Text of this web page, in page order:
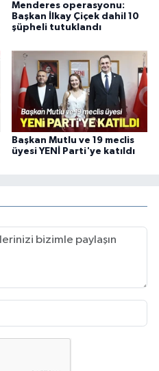
Menderes operasyonu:
Başkan İlkay Çiçek dahil 10
şüpheli tutuklandı
Başkan Mutlu ve 19 meclis
üyesi YENİ Parti'ye katıldı